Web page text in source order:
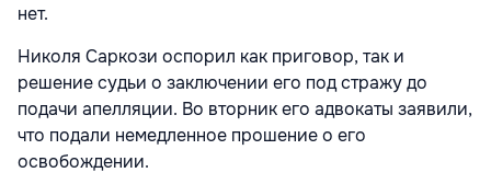
нет.
Николя Саркози оспорил как приговор, так и
решение судьи о заключении его под стражу до
подачи апелляции. Во вторник его адвокаты заявили,
что подали немедленное прошение о его
освобождении.